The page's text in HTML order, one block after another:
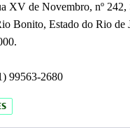
XV de Novembro, nº 242,
Bonito, Estado do Rio de
99563-2680